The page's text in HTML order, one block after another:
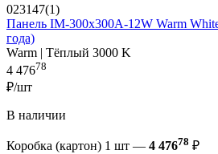
023147(1)
Панель IM-300x300A-12W Warm
года)
Warm | Тёплый 3000 K
4 47678
₽/шт
В наличии
Коробка (картон) 1 шт — 4 47678 ₽